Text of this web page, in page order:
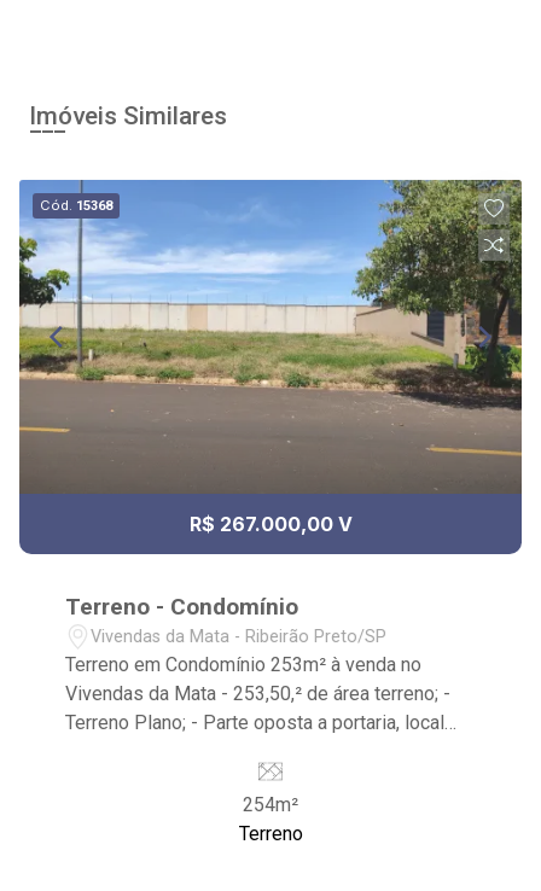
Imóveis Similares
Cód. 15368
R$ 267.000,00 V
Terreno - Condomínio
Vivendas da Mata - Ribeirão Preto/SP
Terreno em Condomínio 253m² à venda no
Vivendas da Mata - 253,50,² de área terreno; -
Terreno Plano; - Parte oposta a portaria, local
de veículos; - Lote de Muro; - Condomínio com
portaria 24h, piscina, área de churrasco, quadra
poliesportiva, quadra de tênis, brinquedoteca e
254m²
Terreno